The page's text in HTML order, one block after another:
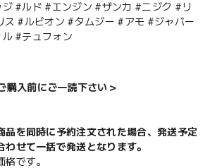
#ルド #エンジン #ザンカ #ニジク #リ
ス #ルビオン #タムジー #アモ #ジャバー
#テュフォン
購入前にご一読下さい＞
品を同時に予約注文された場合、発送予定
わせて一括で発送となります。
格です。